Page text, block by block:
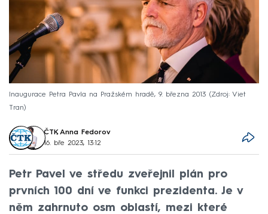
Inaugurace Petra Pavla na Pražském hradě, 9. března 2013
Zdroj: Viet
Tran
ČTK, Anna Fedorov
16. bře 2023, 13:12
Petr Pavel ve středu zveřejnil plán pro
prvních 100 dní ve funkci prezidenta. Je v
něm zahrnuto osm oblastí, mezi které